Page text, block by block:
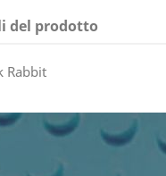
del prodotto
Rabbit